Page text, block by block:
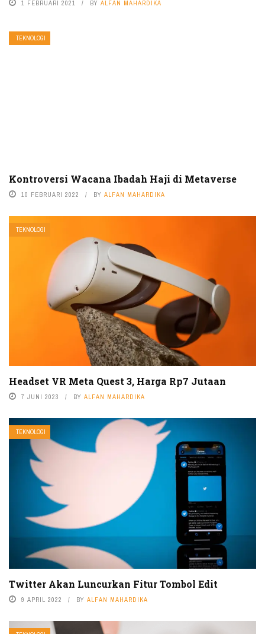
1 FEBRUARI 2021 BY ALFAN MAHARDIKA
TEKNOLOGI
Kontroversi Wacana Ibadah Haji di Metaverse
10 FEBRUARI 2022 BY ALFAN MAHARDIKA
TEKNOLOGI
Headset VR Meta Quest 3, Harga Rp7 Jutaan
7 JUNI 2023 BY ALFAN MAHARDIKA
TEKNOLOGI
Twitter Akan Luncurkan Fitur Tombol Edit
9 APRIL 2022 BY ALFAN MAHARDIKA